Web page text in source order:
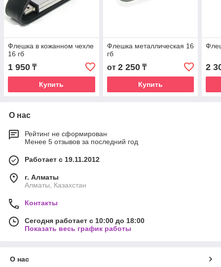
Флешка в кожанном чехле
16 гб
1 950 ₸
Купить
Флешка металлическая 16
гб
от 2 250₸
Купить
2
О нас
Рейтинг не сформирован
Менее 5 отзывов за последний год
Работает с 19.11.2012
г. Алматы
Алматы, Казахстан
Контакты
Сегодня работает с 10:00 до 18:00
Показать весь график работы
О нас